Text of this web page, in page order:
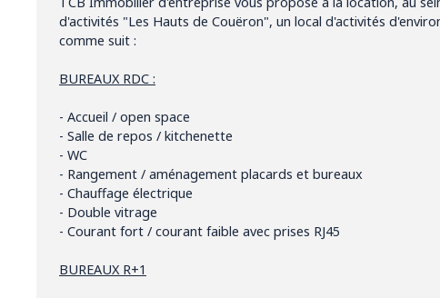
d'activités "Les Hauts de Couëron", un local d'activités
comme suit :
BUREAUX RDC :
- Accueil / open space
- Salle de repos / kitchenette
- WC
- Rangement / aménagement placards et bureaux
- Chauffage électrique
- Double vitrage
- Courant fort / courant faible avec prises RJ45
BUREAUX R+1